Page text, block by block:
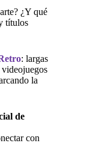
¿Y qué
títulos
: largas
videojuegos
la
de
con